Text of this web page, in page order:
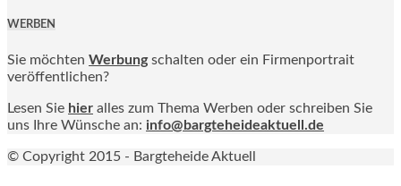
WERBEN
Sie möchten Werbung schalten oder ein Firmenportrait
veröffentlichen?
Lesen Sie hier alles zum Thema Werben oder schreiben Sie
uns Ihre Wünsche an: info@bargteheideaktuell.de
© Copyright 2015 - Bargteheide Aktuell